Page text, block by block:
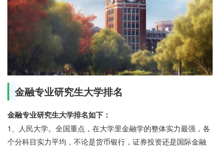
金融专业研究生大学排名
金融专业研究生大学排名如下：
1、人民大学。全国重点，在大学里金融学的整体实力最强，各
个分科目实力平均，不论是货币银行，证券投资还是国际金融